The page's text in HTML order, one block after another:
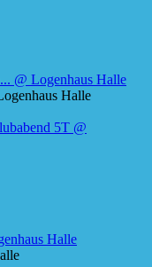
@ Logenhaus Halle
Halle
Halle